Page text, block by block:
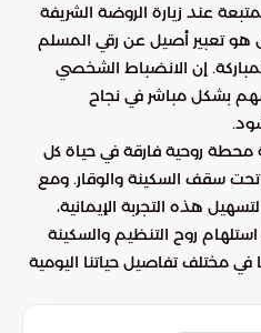
عند زيارة الروضة الشريفة
هو تعبير أصيل عن رقي المسلم
إن الانضباط الشخصي
بشكل مباشر في نجاح
محطة روحية فارقة في حياة كل
سقف السكينة والوقار. ومع
هذه التجربة الإيمانية،
روح التنظيم والسكينة
مختلف تفاصيل حياتنا اليومية